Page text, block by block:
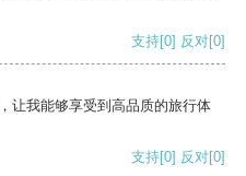
支持[0] 反对[0]
让我能够享受到高品质的旅行体
支持[0] 反对[0]